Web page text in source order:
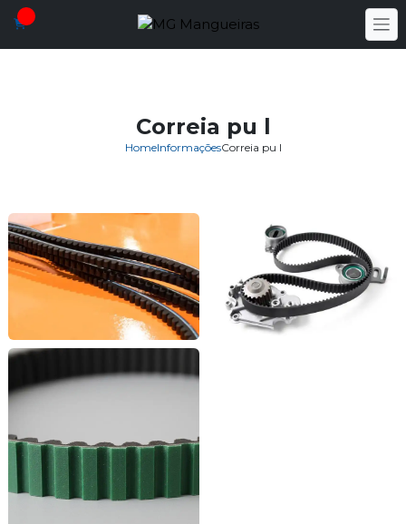
HomeInformaçõesCorreia pu l
Correia pu l